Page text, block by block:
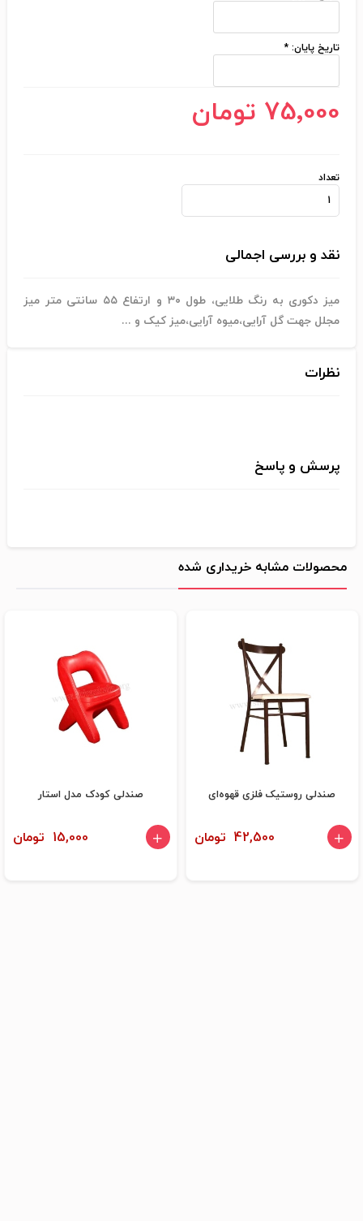
تاریخ پایان: *
75٬000 تومان
تعداد
نقد و بررسی اجمالی
میز دکوری به رنگ طلایی، طول ۳۰ و ارتفاع ۵۵ سانتی متر میز
مجلل جهت گل آرایی،میوه آرایی،میز کیک و ...
نظرات
پرسش و پاسخ
محصولات مشابه خریداری شده
صندلی روستیک فلزی قهوه‌ای
42,500 تومان
صندلی کودک مدل استار
15,000 تومان